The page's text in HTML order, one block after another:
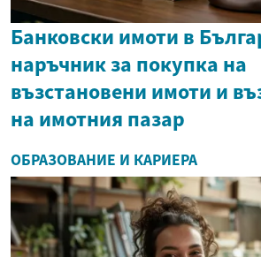
Банковски имоти в
наръчник за покупка на
възстановени имоти и
на имотния пазар
ОБРАЗОВАНИЕ И КАРИЕРА